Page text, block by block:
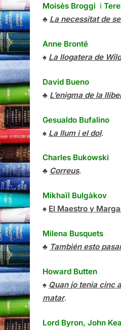
Moisès Broggi i
♣ La necessitat de
Anne Brontë
♠ La llogatera de
David Bueno
♣ L’enigma de la
Gesualdo Bufalino
♠ La llum i el dol.
Charles Bukowski
♣ Correus.
Mikhaïl Bulgàkov
♠ El Maestro y
Milena Busquets
♣ También esto
Howard Butten
♠ Quan jo tenia cinc
matar.
Lord Byron, John